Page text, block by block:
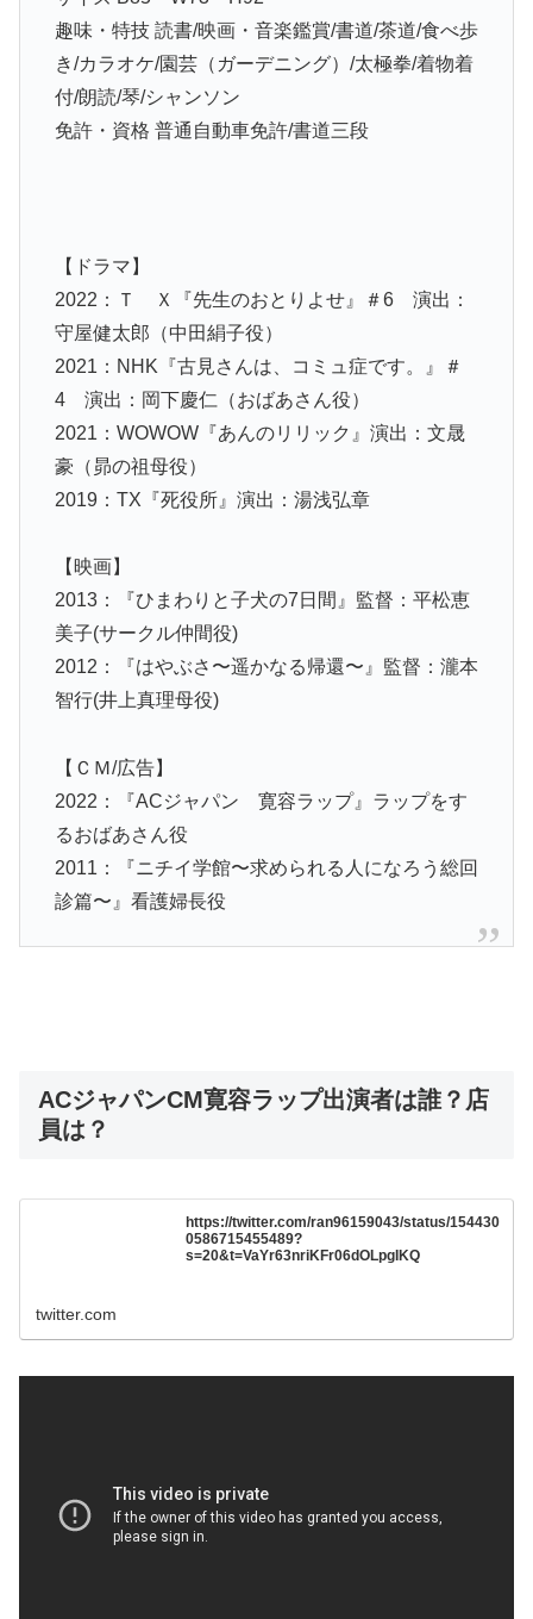
趣味・特技 読書/映画・音楽鑑賞/書道/茶道/食べ歩
き/カラオケ/園芸（ガーデニング）/太極拳/着物着
付/朗読/琴/シャンソン
免許・資格 普通自動車免許/書道三段
【ドラマ】
2022：Ｔ Ｘ『先生のおとりよせ』＃6 演出：
守屋健太郎（中田絹子役）
2021：NHK『古見さんは、コミュ症です。』＃
4 演出：岡下慶仁（おばあさん役）
2021：WOWOW『あんのリリック』演出：文晟
豪（昴の祖母役）
2019：TX『死役所』演出：湯浅弘章
【映画】
2013：『ひまわりと子犬の7日間』監督：平松恵
美子(サークル仲間役)
2012：『はやぶさ〜遥かなる帰還〜』監督：瀧本
智行(井上真理母役)
【ＣＭ/広告】
2022：『ACジャパン 寛容ラップ』ラップをす
るおばあさん役
2011：『ニチイ学館〜求められる人になろう総回
診篇〜』看護婦長役
ACジャパンCM寛容ラップ出演者は誰？店
員は？
https://twitter.com/ran96159043/status/154430
0586715455489?
s=20&t=VaYr63nriKFr06dOLpgIKQ
twitter.com